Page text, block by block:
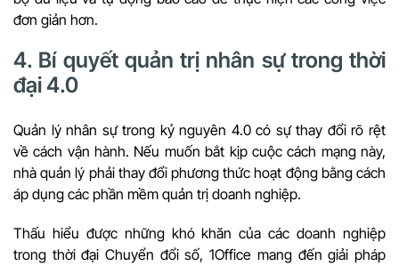
đơn giản hơn.
4. Bí quyết quản trị nhân sự trong thời
đại 4.0
Quản lý nhân sự trong kỷ nguyên 4.0 có sự thay đổi rõ rệt
về cách vận hành. Nếu muốn bắt kịp cuộc cách mạng này,
nhà quản lý phải thay đổi phương thức hoạt động bằng cách
áp dụng các phần mềm quản trị doanh nghiệp.
Thấu hiểu được những khó khăn của các doanh nghiệp
trong thời đại Chuyển đổi số, 1Office mang đến giải pháp